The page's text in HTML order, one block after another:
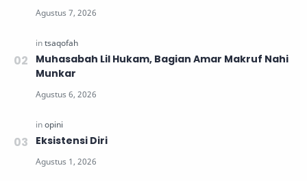
Muhasabah Lil Hukam, Bagian Amar Makruf Nahi
Munkar
Eksistensi Diri